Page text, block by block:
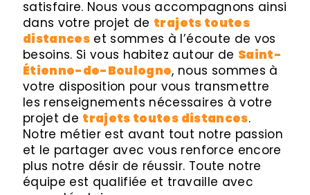
satisfaire. Nous vous accompagnons ainsi
dans votre projet de trajets toutes
distances et sommes à l’écoute de vos
besoins. Si vous habitez autour de Saint-
Étienne-de-Boulogne, nous sommes à
votre disposition pour vous transmettre
les renseignements nécessaires à votre
projet de trajets toutes distances.
Notre métier est avant tout notre passion
et le partager avec vous renforce encore
plus notre désir de réussir. Toute notre
équipe est qualifiée et travaille avec